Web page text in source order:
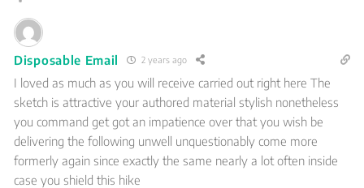
Disposable Email 2 years ago
I loved as much as you will receive carried out right here The
sketch is attractive your authored material stylish nonetheless
you command get got an impatience over that you wish be
delivering the following unwell unquestionably come more
formerly again since exactly the same nearly a lot often inside
case you shield this hike